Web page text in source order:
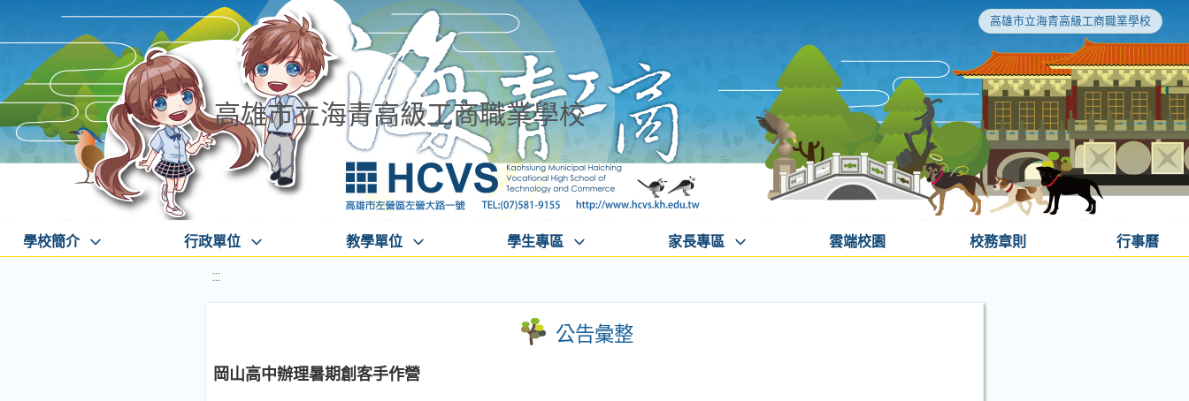
高雄市立海青高級工商職業學校
高雄市立海青高級工商職業學校
學校簡介 行政單位 教學單位 學生專區 家長專區 雲端校園 校務章則 行事曆
:::
公告彙整
岡山高中辦理暑期創客手作營